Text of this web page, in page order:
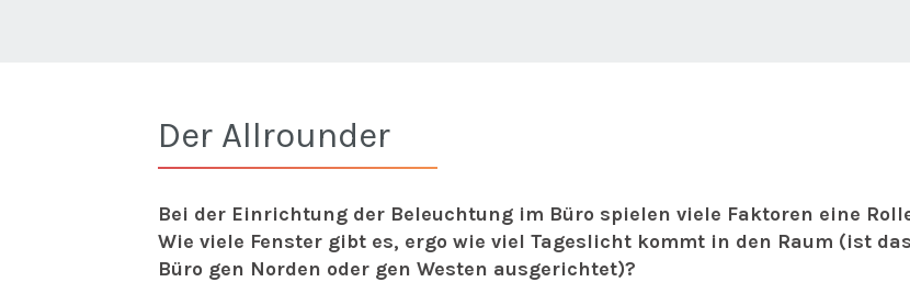
Der Allrounder
Bei der Einrichtung der Beleuchtung im Büro spielen viele Faktoren eine
Wie viele Fenster gibt es, ergo wie viel Tageslicht kommt in den Raum (ist das
Büro gen Norden oder gen Westen ausgerichtet)?